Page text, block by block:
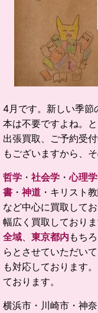
4月です。新しい季節
本は不要ですよね。
出張買取、ご予約受
もございますから、
哲学 ・ 社会学 ・心理学
書 ・ 神道 ・キリスト教
など中心に買取して
幅広く買取しておりま
全域、 東京都内 もち
らとさせていただい
も対応しております
ております。
横浜市・川崎市・神